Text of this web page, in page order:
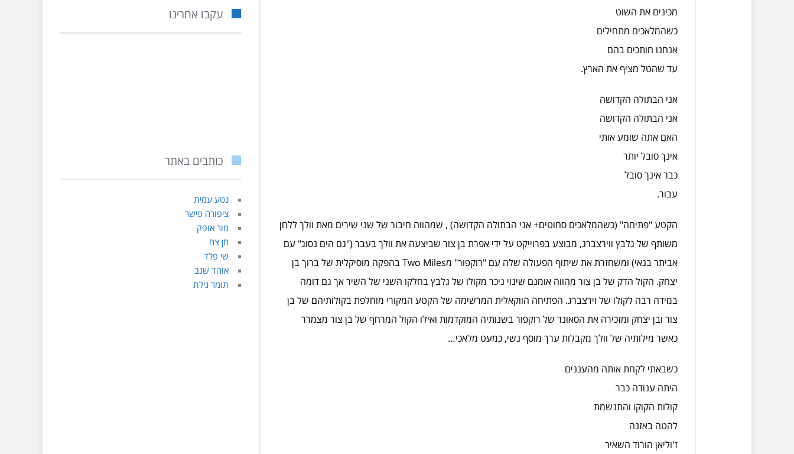
מכינים את השוט
כשהמלאכים מתחילים
אנחנו חותכים בהם
עד שהטל מציף את הארץ.
אני הבתולה הקדושה
אני הבתולה הקדושה
האם אתה שומע אותי
אינך סובל יותר
כבר אינך סובל
עבור.
הקטע "פתיחה" (כשהמלאכים סחוטים+ אני הבתולה הקדושה) , שמהווה חיבור של שני שירים מאת וולך ללחן
משותף של גלבץ ווירצברג, מבוצע בפרוייקט על ידי אפרת בן צור שביצעה את וולך בעבר ("גם הים נסוג" עם
אביתר בנאי) ומשחזרת את שיתוף הפעולה שלה עם "רוקפור" מTwo Miles בהפקה מוסיקלית של ברוך בן
יצחק. הקול הדק של בן צור מהווה אומנם שינוי ניכר מקולו של גלבץ בחלקו השני של השיר אך גם דומה
במידה רבה לקולו של וירצברג. הפתיחה הווקאלית המרשימה של הקטע המקורי מוחלפת בקולותיהם של בן
צור ובן יצחק ומזכירה את הסאונד של רוקפור בשנותיה המוקדמות ואילו הקול המרחף של בן צור מצמרר
כאשר מילותיה של וולך מקבלות ערך מוסף נשי, כמעט מלאכי…
כשבאתי לקחת אותה מהעננים
היתה ענודה כבר
קולות הקוקו והתנשמת
להטה באזנה
ז'וליאן הורוד השאיר
עקבו אחרינו
כותבים באתר
נטע עמית
ציפורה פישר
מור אופק
חן צח
שי פלד
אוהד שגב
תומר גילת